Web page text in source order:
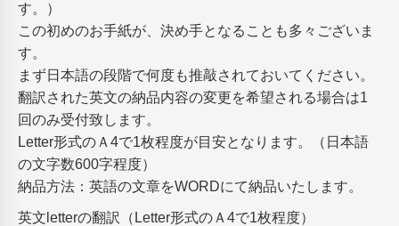
す。）
この初めのお手紙が、決め手となることも多々ございま
す。
まず日本語の段階で何度も推敲されておいてください。
翻訳された英文の納品内容の変更を希望される場合は1
回のみ受付致します。
Letter形式のＡ4で1枚程度が目安となります。（日本語
の文字数600字程度）
納品方法：英語の文章をWORDにて納品いたします。
英文letterの翻訳（Letter形式のＡ4で1枚程度）